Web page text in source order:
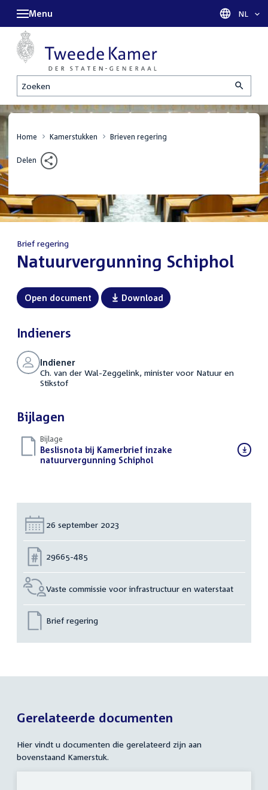
Zoeken
Menu Taal
NL
Home Kamerstukken Brieven regering
Delen
Brief regering
:Natuurvergunning Schiphol
Open document Download
Indieners
Indiener
Ch. van der Wal-Zeggelink, minister voor Natuur en
Stikstof
Bijlagen
Bijlage
Download
bestand:
Beslisnota bij Kamerbrief inzake
natuurvergunning Schiphol(PDF)
Datum:
26 september 2023
Nummer:
29665-485
Vaste commissie voor infrastructuur en waterstaat
Brief regering
Gerelateerde documenten
Hier vindt u documenten die gerelateerd zijn aan
bovenstaand Kamerstuk.